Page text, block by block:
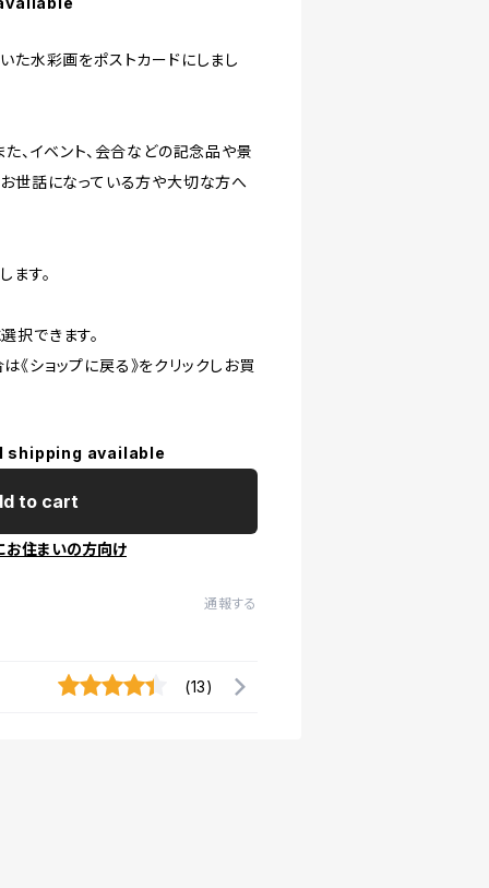
た水彩画をポストカードにしまし
た、イベント、会合などの記念品や景
お世話になっている方や大切な方へ
ます。
択できます。
ショップに戻る》をクリックしお買
shipping available
to cart
お住まいの方向け
通報する
(13)